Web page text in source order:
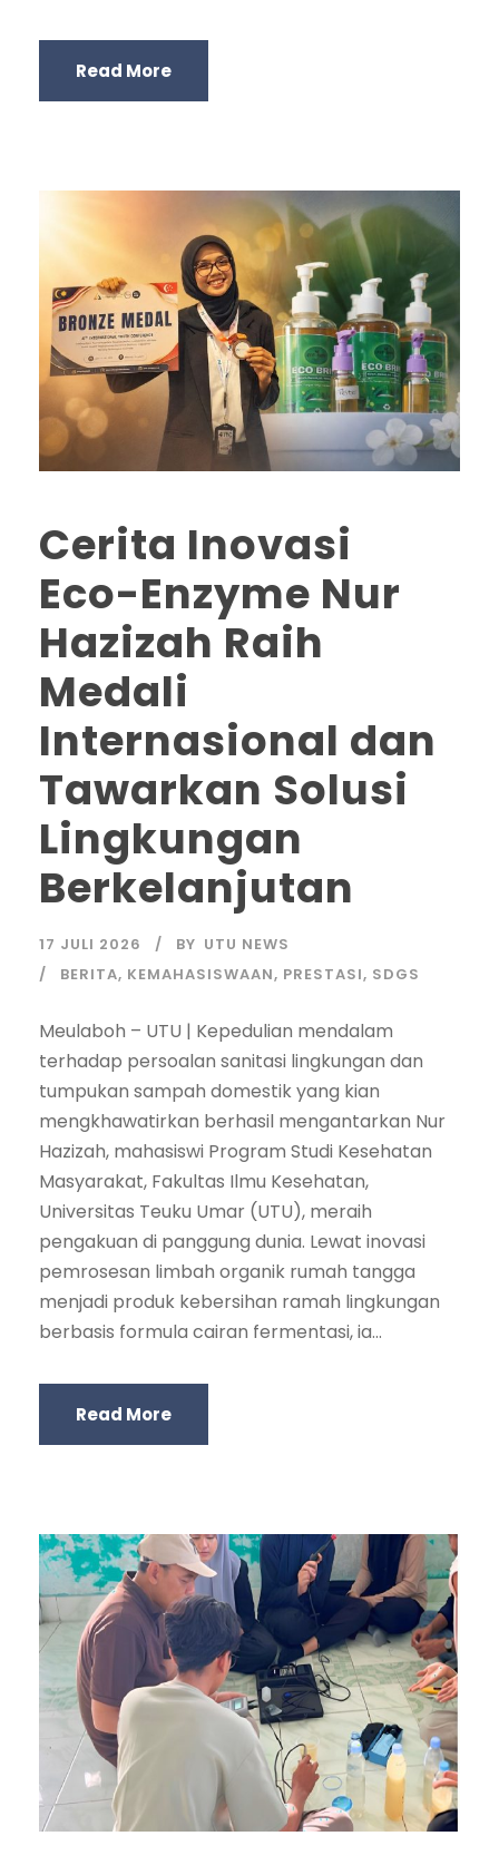
Read More
Cerita Inovasi
Eco-Enzyme Nur
Hazizah Raih
Medali
Internasional dan
Tawarkan Solusi
Lingkungan
Berkelanjutan
17 JULI 2026 BY UTU NEWS
BERITA, KEMAHASISWAAN, PRESTASI, SDGS
Meulaboh – UTU | Kepedulian mendalam
terhadap persoalan sanitasi lingkungan dan
tumpukan sampah domestik yang kian
mengkhawatirkan berhasil mengantarkan Nur
Hazizah, mahasiswi Program Studi Kesehatan
Masyarakat, Fakultas Ilmu Kesehatan,
Universitas Teuku Umar (UTU), meraih
pengakuan di panggung dunia. Lewat inovasi
pemrosesan limbah organik rumah tangga
menjadi produk kebersihan ramah lingkungan
berbasis formula cairan fermentasi, ia...
Read More